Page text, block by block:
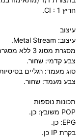
חריץ CI : 1.
עיצוב
עיצוב: Metal Stream.
מסגרת מסוג 3 ללא מסגרת.
צבע קדמי: שחור.
סוג מעמד: רגליים
צבע מעמד: שחור.
תכונות נוספות
POP משובץ: כן.
EPG: כן.
בקרת IP כן.